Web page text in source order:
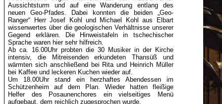
Aussichtsturm und auf eine Wanderung entlang des
neuen Geo-Pfades. Dabei konnten die beiden „Geo-
Ranger“ Herr Josef Kohl und Michael Kohl aus
Elbart
wissenwertes über die geologischen Verhältnisse unserer
Gegend erklären. Die Hinweistafeln in tschechischer
Sprache waren hier sehr hilfreich.
Ab ca. 16.00Uhr probten die 30 Musiker in der Kirche
intensiv, die Mitreisenden erkundeten Thansüß und
wärmten sich anschließend bei Rita und Heinrich Müller
bei Kaffee und leckeren Kuchen wieder auf.
Um 18.00Uhr stand ein herzhaftes Abendessen im
Schützenheim auf dem Plan. Wieder hatten fleißige
Helfer des Posaunenchores ein vielseitiges Menü
aufgebaut, dem reichlich zugesprochen wurde.